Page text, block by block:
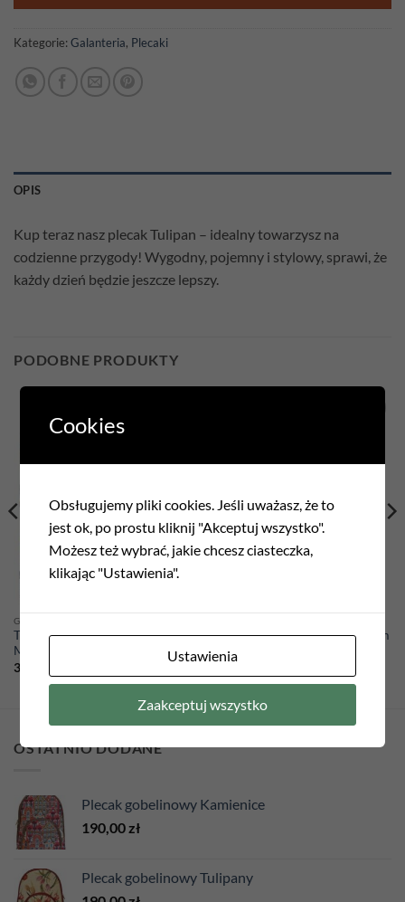
Kategorie: Galanteria, Plecaki
OPIS
Kup teraz nasz plecak Tulipan – idealny towarzysz na
codzienne przygody! Wygodny, pojemny i stylowy, sprawi, że
każdy dzień będzie jeszcze lepszy.
PODOBNE PRODUKTY
GALANTERIA
Torba gobelinowa 35cm x 42cm
Motyle
35,00
Torba gobelinowa 45cm x 42cm
Sakura
OSTATNIO DODANE
Plecak gobelinowy Kamienice
190,00 zł
Plecak gobelinowy Tulipany
Cookies
Obsługujemy pliki cookies. Jeśli uważasz, że to
jest ok, po prostu kliknij "Akceptuj wszystko".
Możesz też wybrać, jakie chcesz ciasteczka,
klikając "Ustawienia".
Ustawienia
Zaakceptuj wszystko